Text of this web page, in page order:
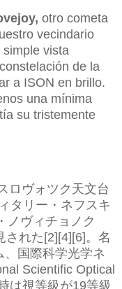
otro cometa
vecindario
vista
de la
a ISON en brillo.
una mínima
su tristemente
ロヴォツク天文台
タリー・ネフスキ
ノヴィチョノク
された[2][4][6]。名
国際科学光学ネ
Scientific Optical
は視等級が19等級